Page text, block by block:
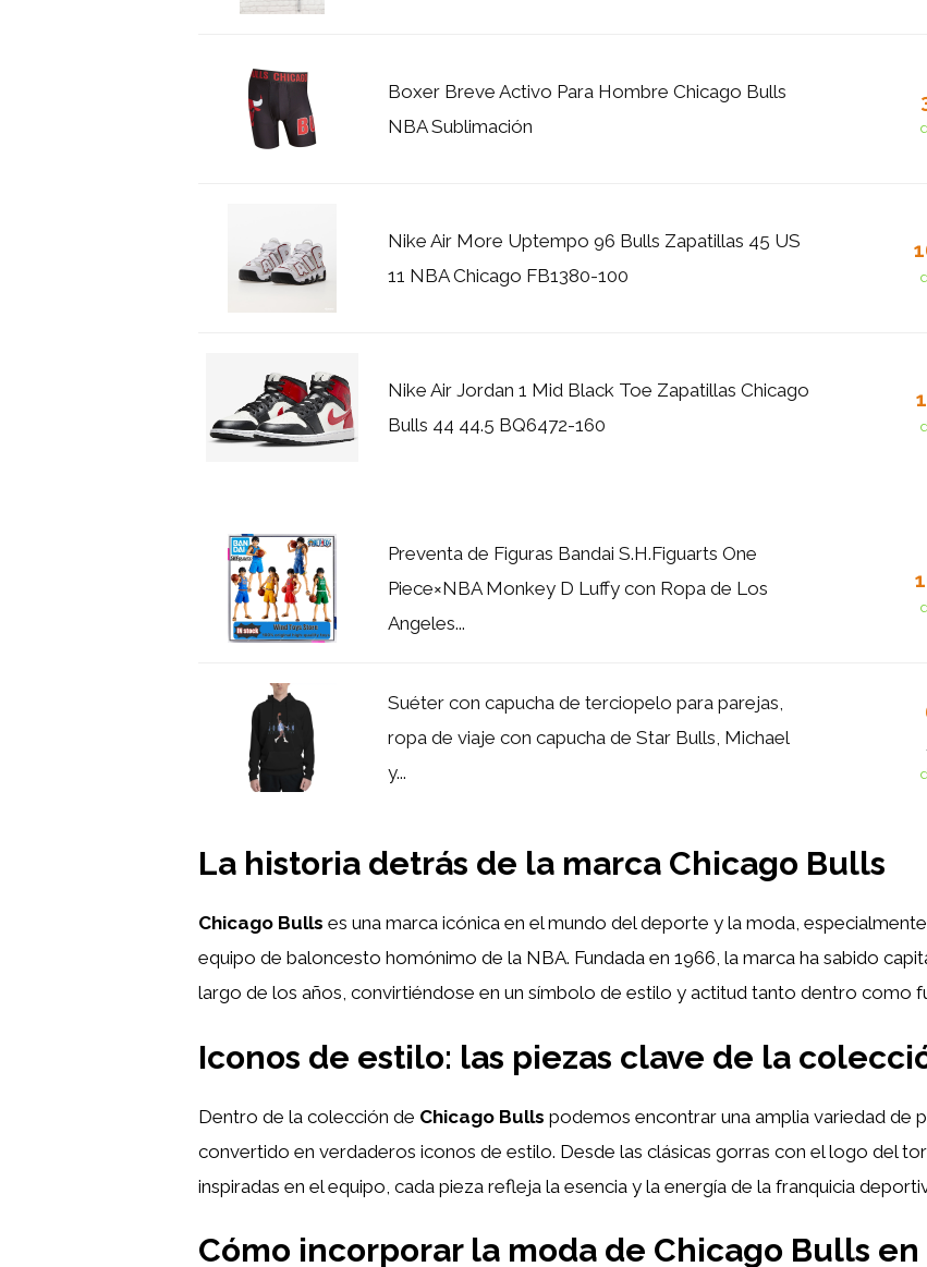
Boxer Breve Activo Para Hombre Chicago Bulls
NBA Sublimación
Nike Air More Uptempo 96 Bulls Zapatillas 45 US
11 NBA Chicago FB1380-100
Nike Air Jordan 1 Mid Black Toe Zapatillas Chicago
Bulls 44 44.5 BQ6472-160
Preventa de Figuras Bandai S.H.Figuarts One
Piece×NBA Monkey D Luffy con Ropa de Los
Angeles...
Suéter con capucha de terciopelo para parejas,
ropa de viaje con capucha de Star Bulls, Michael
y...
La historia detrás de la marca Chicago Bulls
Chicago Bulls es una marca icónica en el mundo del deporte y la moda,
equipo de baloncesto homónimo de la NBA. Fundada en 1966, la marca ha sabido
largo de los años, convirtiéndose en un símbolo de estilo y actitud tanto dentro como
Iconos de estilo: las piezas clave de la
Dentro de la colección de Chicago Bulls podemos encontrar una amplia variedad de
convertido en verdaderos iconos de estilo. Desde las clásicas gorras con el logo del
inspiradas en el equipo, cada pieza refleja la esencia y la energía de la franquicia
Cómo incorporar la moda de Chicago Bulls